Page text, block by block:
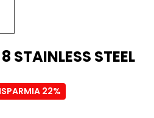
STAINLESS STEEL
22%